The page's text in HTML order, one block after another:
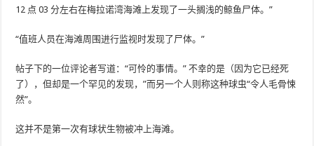
12 点 03 分左右在梅拉诺湾海滩上发现了一头搁浅的鲸鱼尸体。”
“值班人员在海滩周围进行监视时发现了尸体。”
帖子下的一位评论者写道：“可怜的事情。” 不幸的是（因为它已经死
了），但却是一个罕见的发现，”而另一个人则称这种球虫“令人毛骨悚
然”。
这并不是第一次有球状生物被冲上海滩。